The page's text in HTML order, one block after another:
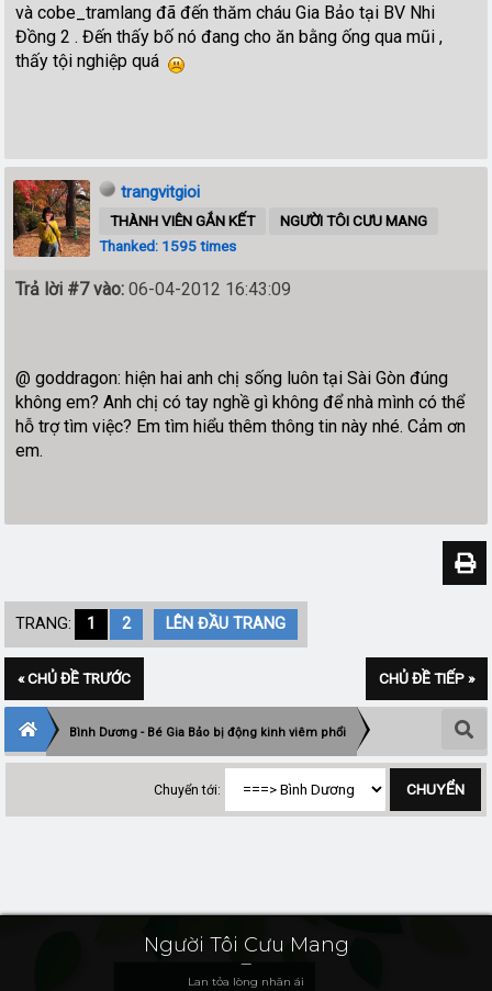
và cobe_tramlang đã đến thăm cháu Gia Bảo tại BV Nhi
Đồng 2 . Đến thấy bố nó đang cho ăn bằng ống qua mũi ,
thấy tội nghiệp quá
trangvitgioi
THÀNH VIÊN GẮN KẾT
NGƯỜI TÔI CƯU MANG
Thanked: 1595 times
Trả lời #7 vào: 06-04-2012 16:43:09
@ goddragon: hiện hai anh chị sống luôn tại Sài Gòn đúng
không em? Anh chị có tay nghề gì không để nhà mình có thể
hỗ trợ tìm việc? Em tìm hiểu thêm thông tin này nhé. Cảm ơn
em.
TRANG: 1 2 LÊN ĐẦU TRANG
« CHỦ ĐỀ TRƯỚC CHỦ ĐỀ TIẾP »
Bình Dương - Bé Gia Bảo bị động kinh viêm phổi
Chuyển tới:
Người Tôi Cưu Mang
Lan tỏa lòng nhân ái